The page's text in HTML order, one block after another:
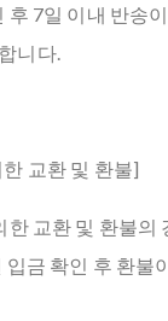
후 7일 이내 반송
니다.
교환 및 환불]
한 교환 및 환불의
금 확인 후 환불